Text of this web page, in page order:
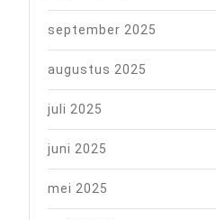
september 2025
augustus 2025
juli 2025
juni 2025
mei 2025